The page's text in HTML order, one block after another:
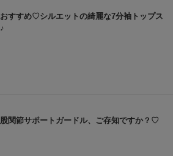
おすすめ♡シルエットの綺麗な7分袖トップス
♪
股関節サポートガードル、ご存知ですか？♡